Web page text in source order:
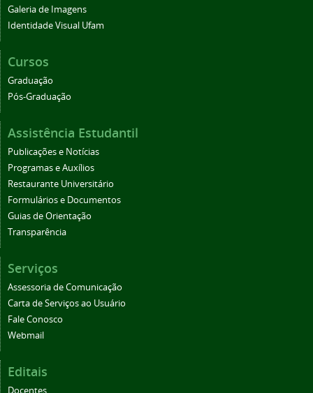
Galeria de Imagens
Identidade Visual Ufam
Cursos
Graduação
Pós-Graduação
Assistência Estudantil
Publicações e Notícias
Programas e Auxílios
Restaurante Universitário
Formulários e Documentos
Guias de Orientação
Transparência
Serviços
Assessoria de Comunicação
Carta de Serviços ao Usuário
Fale Conosco
Webmail
Editais
Docentes